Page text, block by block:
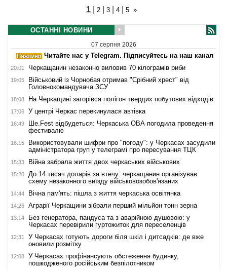
1 2 3 4 5 »
ОСТАННІ НОВИНИ
07 серпня 2026
Читайте нас у Telegram. Підписуйтесь на наш канал
20:01 Черкащанин незаконно виловив 70 кілограмів риби
19:05
Військовий із Чорнобая отримав "Срібний хрест" від
Головнокомандувача ЗСУ
18:08 На Черкащині загорівся полігон твердих побутових відходів
17:06 У центрі Черкас перекинулася автівка
16:49
Ше.Fest відбудеться: Черкаська ОВА погодила проведення
фестивалю
16:15
Використовували шифри про "погоду": у Черкасах засудили
адміністратора груп у телеграмі про пересування ТЦК
15:33 Війна забрала життя двох черкаських військових
15:20
До 14 тисяч доларів за втечу: черкащанин організував
схему незаконного виїзду військовозобов'язаних
14:44 Вічна пам'ять: пішла з життя черкаська освітянка
14:26 Аграрії Черкащини зібрали перший мільйон тонн зерна
13:14
Без генератора, пандуса та з аварійною душовою: у
Черкасах перевірили гуртожиток для переселенців
12:31
У Черкасах готують дороги біля шкіл і дитсадків: де вже
оновили розмітку
12:08
У Черкасах профінансують обстеження будинку,
пошкодженого російським безпілотником